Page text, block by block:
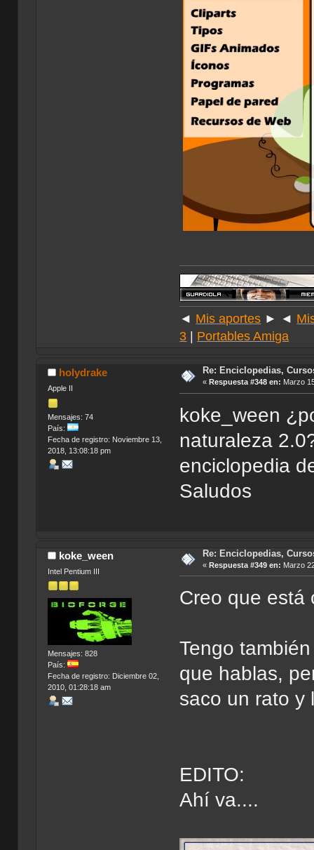
◄ Mis aportes ► ◄
3
Portables Amiga
holydrake
Apple II
Mensajes: 74
País:
Fecha de registro: Noviembre 13,
2018, 13:08:18 pm
Re: Enciclopedias,
« Respuesta #348 en: Marzo
koke_ween
naturaleza
enciclopedia
Saludos
koke_ween
Intel Pentium III
Mensajes: 828
País:
Fecha de registro: Diciembre 02,
2010, 01:28:18 am
Re: Enciclopedias,
« Respuesta #349 en: Marzo
Creo que está
Tengo
que hablas,
saco un rato y
EDITO:
Ahí va....